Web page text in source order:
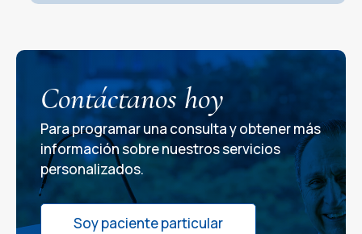
Contáctanos hoy
Para programar una consulta y obtener más
información sobre nuestros servicios
personalizados.
Soy paciente particular